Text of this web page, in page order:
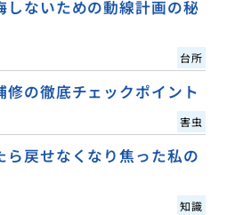
しないための動線計画の秘
台所
修の徹底チェックポイント
害虫
ら戻せなくなり焦った私の
知識